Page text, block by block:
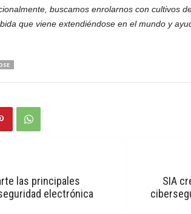
buscamos enrolarnos con cultivos
que viene extendiéndose en el mundo y
las principales
electrónica
SIA